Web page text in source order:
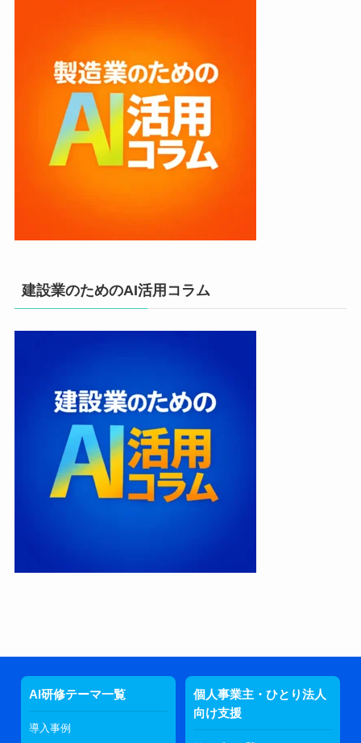
建設業のためのAI活用コラム
AI研修テーマ一覧
導入事例
個人事業主・ひとり法人
向け支援